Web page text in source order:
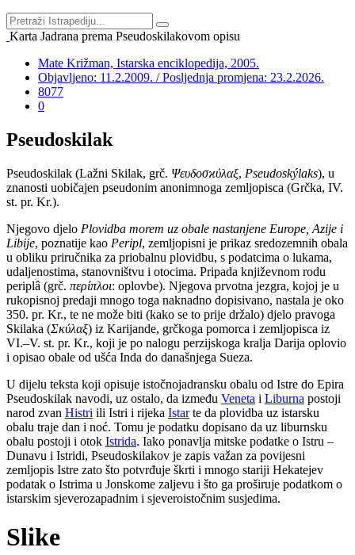
Karta Jadrana prema Pseudoskilakovom opisu
Mate Križman, Istarska enciklopedija, 2005.
Objavljeno: 11.2.2009. / Posljednja promjena: 23.2.2026.
8077
0
Pseudoskilak
Pseudoskilak (Lažni Skilak, grč. Ψευδοσϰύλαξ, Pseudoskýlaks), u
znanosti uobičajen pseudonim anonimnoga zemljopisca (Grčka, IV.
st. pr. Kr.).
Njegovo djelo Plovidba morem uz obale nastanjene Europe, Azije i
Libije, poznatije kao Peripl, zemljopisni je prikaz sredozemnih obala
u obliku priručnika za priobalnu plovidbu, s podatcima o lukama,
udaljenostima, stanovništvu i otocima. Pripada književnom rodu
periplâ (grč. περίπλοι: oplovbe). Njegova prvotna jezgra, kojoj je u
rukopisnoj predaji mnogo toga naknadno dopisivano, nastala je oko
350. pr. Kr., te ne može biti (kako se to prije držalo) djelo pravoga
Skilaka (Σκύλαξ) iz Karijande, grčkoga pomorca i zemljopisca iz
VI.–V. st. pr. Kr., koji je po nalogu perzijskoga kralja Darija oplovio
i opisao obale od ušća Inda do današnjega Sueza.
U dijelu teksta koji opisuje istočnojadransku obalu od Istre do Epira
Pseudoskilak navodi, uz ostalo, da između Veneta i Liburna postoji
narod zvan Histri ili Istri i rijeka Istarte da plovidba uz istarsku
obalu traje dan i noć. Tomu je podatku dopisano da uz liburnsku
obalu postoji i otok Istrida. Iako ponavlja mitske podatke o Istru –
Dunavu i Istridi, Pseudoskilakov je zapis važan za povijesni
zemljopis Istre zato što potvrđuje škrti i mnogo stariji Hekatejev
podatak o Istrima u Jonskome zaljevu i što ga proširuje podatkom o
istarskim sjeverozapadnim i sjeveroistočnim susjedima.
Slike